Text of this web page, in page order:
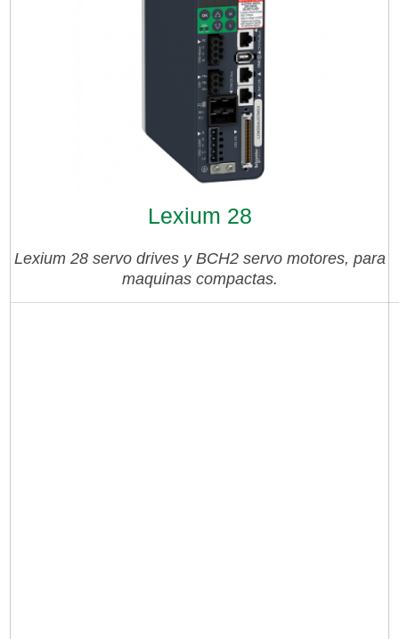
Lexium 28
Lexium 28 servo drives y BCH2 servo motores, para
maquinas compactas.